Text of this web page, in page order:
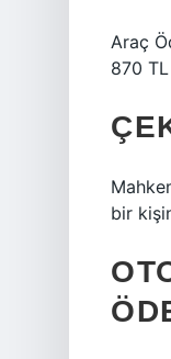
Araç
870
bir